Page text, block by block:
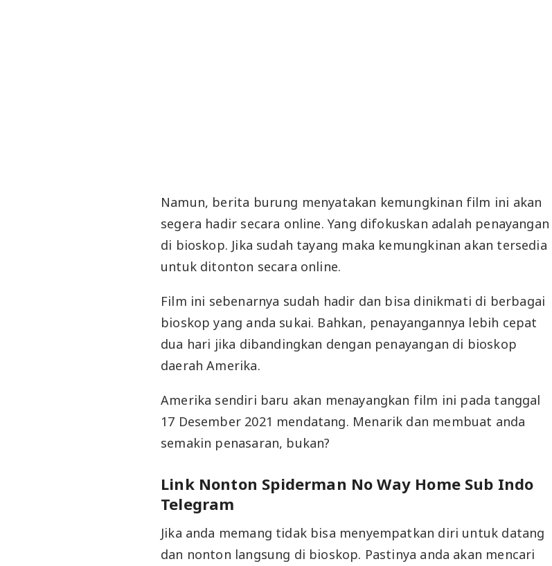
Namun, berita burung menyatakan kemungkinan film ini akan
segera hadir secara online. Yang difokuskan adalah penayangan
di bioskop. Jika sudah tayang maka kemungkinan akan tersedia
untuk ditonton secara online.
Film ini sebenarnya sudah hadir dan bisa dinikmati di berbagai
bioskop yang anda sukai. Bahkan, penayangannya lebih cepat
dua hari jika dibandingkan dengan penayangan di bioskop
daerah Amerika.
Amerika sendiri baru akan menayangkan film ini pada tanggal
17 Desember 2021 mendatang. Menarik dan membuat anda
semakin penasaran, bukan?
Link Nonton Spiderman No Way Home Sub Indo
Telegram
Jika anda memang tidak bisa menyempatkan diri untuk datang
dan nonton langsung di bioskop. Pastinya anda akan mencari